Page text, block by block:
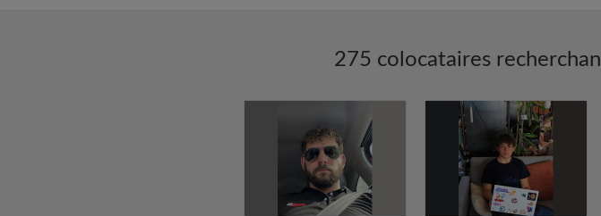
275 colocataires